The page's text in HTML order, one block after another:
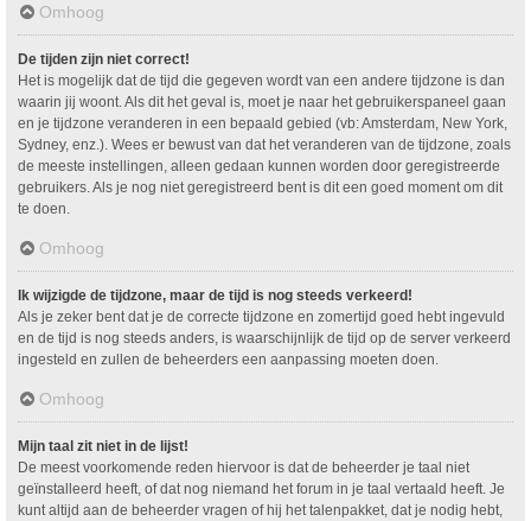
Omhoog
De tijden zijn niet correct!
Het is mogelijk dat de tijd die gegeven wordt van een andere tijdzone is dan
waarin jij woont. Als dit het geval is, moet je naar het gebruikerspaneel gaan
en je tijdzone veranderen in een bepaald gebied (vb: Amsterdam, New York,
Sydney, enz.). Wees er bewust van dat het veranderen van de tijdzone, zoals
de meeste instellingen, alleen gedaan kunnen worden door geregistreerde
gebruikers. Als je nog niet geregistreerd bent is dit een goed moment om dit
te doen.
Omhoog
Ik wijzigde de tijdzone, maar de tijd is nog steeds verkeerd!
Als je zeker bent dat je de correcte tijdzone en zomertijd goed hebt ingevuld
en de tijd is nog steeds anders, is waarschijnlijk de tijd op de server verkeerd
ingesteld en zullen de beheerders een aanpassing moeten doen.
Omhoog
Mijn taal zit niet in de lijst!
De meest voorkomende reden hiervoor is dat de beheerder je taal niet
geïnstalleerd heeft, of dat nog niemand het forum in je taal vertaald heeft. Je
kunt altijd aan de beheerder vragen of hij het talenpakket, dat je nodig hebt,